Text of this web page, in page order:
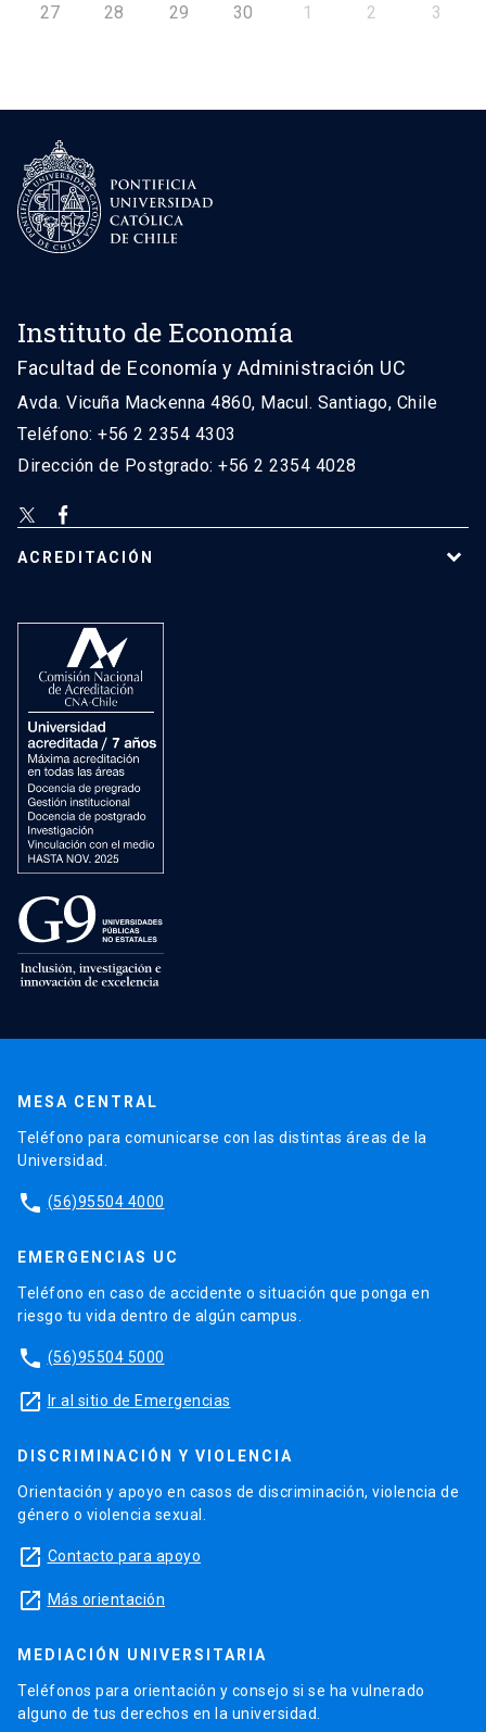
27 28 29 30 1 2 3
Instituto de Economía
Facultad de Economía y Administración UC
Avda. Vicuña Mackenna 4860, Macul. Santiago, Chile
Teléfono: +56 2 2354 4303
Dirección de Postgrado: +56 2 2354 4028
ACREDITACIÓN
MESA CENTRAL
Teléfono para comunicarse con las distintas áreas de la
Universidad.
phone (56)95504 4000
EMERGENCIAS UC
Teléfono en caso de accidente o situación que ponga en
riesgo tu vida dentro de algún campus.
phone (56)95504 5000
launch Ir al sitio de Emergencias
DISCRIMINACIÓN Y VIOLENCIA
Orientación y apoyo en casos de discriminación, violencia de
género o violencia sexual.
launch Contacto para apoyo
launch Más orientación
MEDIACIÓN UNIVERSITARIA
Teléfonos para orientación y consejo si se ha vulnerado
alguno de tus derechos en la universidad.